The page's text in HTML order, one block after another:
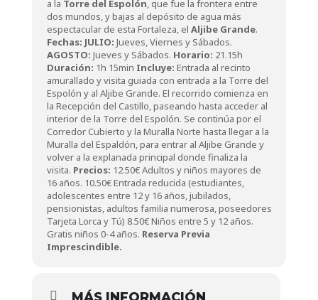
a la Torre del Espolón, que fue la frontera entre
dos mundos, y bajas al depósito de agua más
espectacular de esta Fortaleza, el Aljibe Grande.
Fechas: JULIO: Jueves, Viernes y Sábados.
AGOSTO: Jueves y Sábados. Horario: 21.15h
Duración: 1h 15min Incluye: Entrada al recinto
amurallado y visita guiada con entrada a la Torre del
Espolón y al Aljibe Grande. El recorrido comienza en
la Recepción del Castillo, paseando hasta acceder al
interior de la Torre del Espolón. Se continúa por el
Corredor Cubierto y la Muralla Norte hasta llegar a la
Muralla del Espaldón, para entrar al Aljibe Grande y
volver a la explanada principal donde finaliza la
visita. Precios: 12.50€ Adultos y niños mayores de
16 años. 10.50€ Entrada reducida (estudiantes,
adolescentes entre 12 y 16 años, jubilados,
pensionistas, adultos familia numerosa, poseedores
Tarjeta Lorca y Tú) 8.50€ Niños entre 5 y 12 años.
Gratis niños 0-4 años. Reserva Previa
Imprescindible.